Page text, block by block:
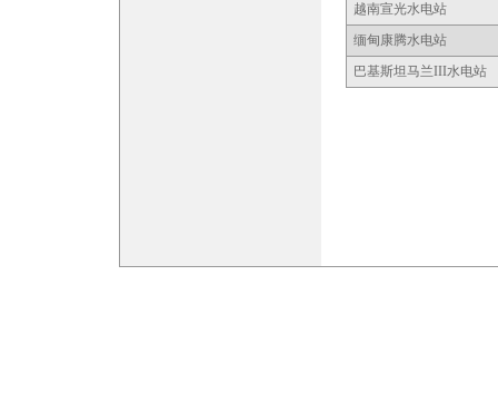
越南宣光水电站
缅甸康腾水电站
巴基斯坦马兰III水电站